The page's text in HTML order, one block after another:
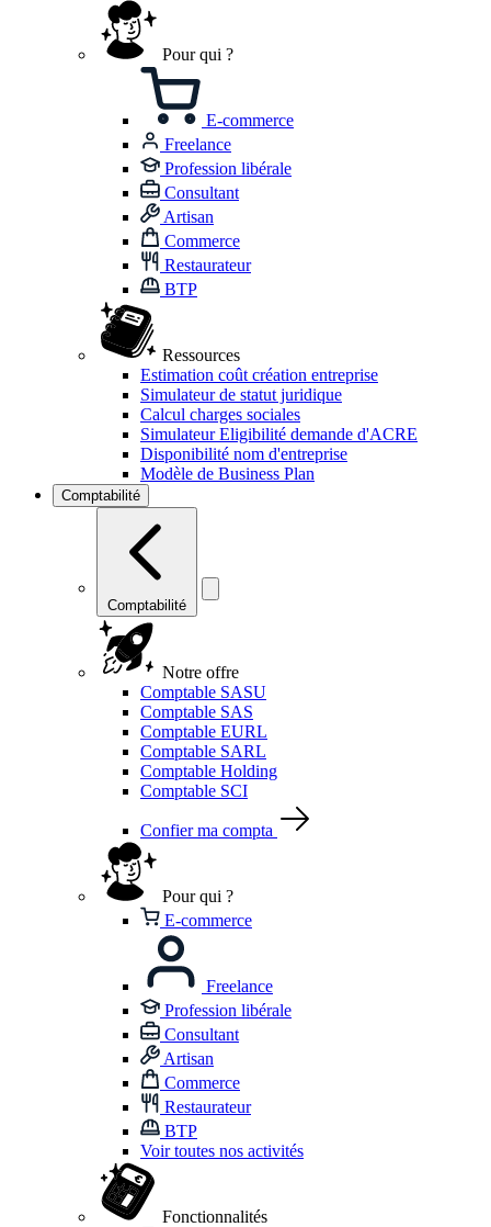
Pour qui ?
E-commerce
Freelance
Profession libérale
Consultant
Artisan
Commerce
Restaurateur
BTP
Ressources
Estimation coût création entreprise
Simulateur de statut juridique
Calcul charges sociales
Simulateur Eligibilité demande d'ACRE
Disponibilité nom d'entreprise
Modèle de Business Plan
Comptabilité
Comptabilité
Notre offre
Comptable SASU
Comptable SAS
Comptable EURL
Comptable SARL
Comptable Holding
Comptable SCI
Confier ma compta
Pour qui ?
E-commerce
Freelance
Profession libérale
Consultant
Artisan
Commerce
Restaurateur
BTP
Voir toutes nos activités
Fonctionnalités